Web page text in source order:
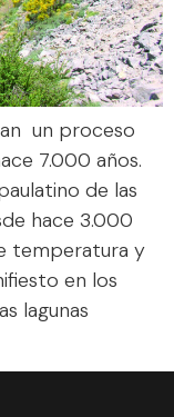
un proceso
7.000 años.
de las
hace 3.000
temperatura y
en los
lagunas